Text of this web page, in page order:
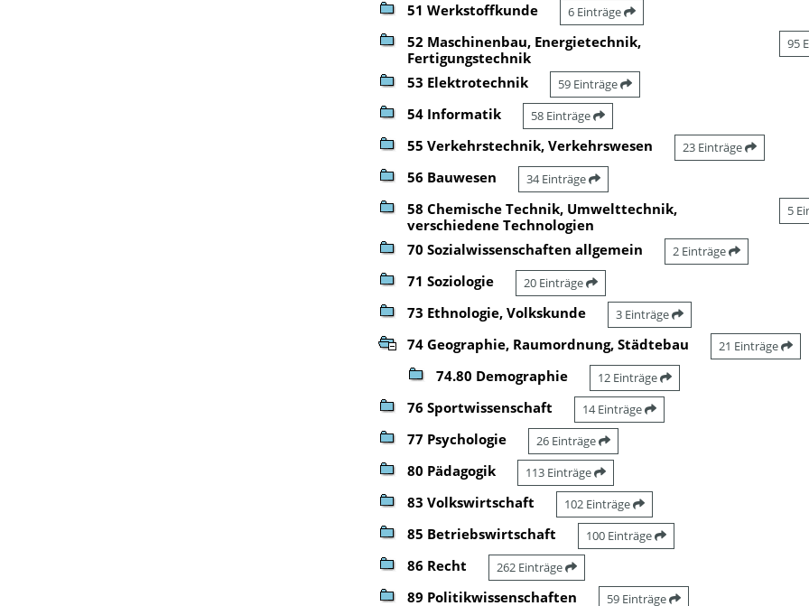
51 Werkstoffkunde 6 Einträge
52 Maschinenbau, Energietechnik,
Fertigungstechnik
95
53 Elektrotechnik 59 Einträge
54 Informatik 58 Einträge
55 Verkehrstechnik, Verkehrswesen 23 Einträge
56 Bauwesen 34 Einträge
58 Chemische Technik, Umwelttechnik,
verschiedene Technologien
5
70 Sozialwissenschaften allgemein 2 Einträge
71 Soziologie 20 Einträge
73 Ethnologie, Volkskunde 3 Einträge
74 Geographie, Raumordnung, Städtebau 21 Einträge
74.80 Demographie 12 Einträge
76 Sportwissenschaft 14 Einträge
77 Psychologie 26 Einträge
80 Pädagogik 113 Einträge
83 Volkswirtschaft 102 Einträge
85 Betriebswirtschaft 100 Einträge
86 Recht 262 Einträge
89 Politikwissenschaften 59 Einträge